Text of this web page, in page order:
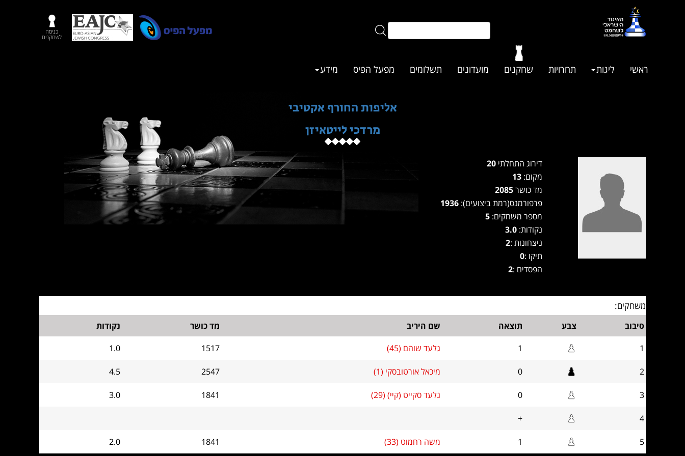
כניסה
לשחקנים
ראשי ליגות תחרויות שחקנים מועדונים תשלומים מפעל הפיס מידע
אליפות החורף אקטיבי
מרדכי לייטאיזן
דירוג התחלתי 20
מקום: 13
מד כושר2085
פרפורמנס(רמת ביצועים): 1936
מספר משחקים: 5
נקודות:3.0
ניצחונות :2
תיקו :0
הפסדים :2
משחקים:
סיבוב צבע תוצאה שם היריב מד כושר
נקודות
1
1 גלעד שוהם (45) 1517
1.0
2
0 מיכאל אורטובסקי (1) 2547
4.5
3
0 גלעד סקייט (קיי) (29) 1841
3.0
4
+
5
1 משה רחמוט (33) 1841
2.0